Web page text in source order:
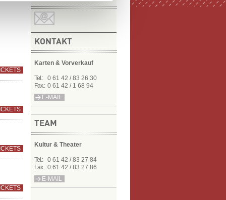
KONTAKT
Karten & Vorverkauf
Tel.:
0 61 42 / 83 26 30
Fax.: 0 61 42 / 1 68 94
E-MAIL
TEAM
Kultur & Theater
Tel.:
0 61 42 / 83 27 84
Fax.: 0 61 42 / 83 27 86
E-MAIL